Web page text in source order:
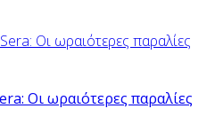
Οι ωραιότερες παραλίες